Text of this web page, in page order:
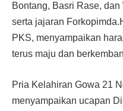
Bontang, Basri Rase,
serta jajaran
PKS, menyampaikan
terus maju dan
Pria Kelahiran Gowa 21
menyampaikan ucapan